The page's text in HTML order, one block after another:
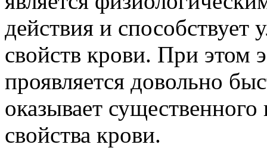
действия и
свойств крови. При этом
проявляется довольно
оказывает
свойства крови.